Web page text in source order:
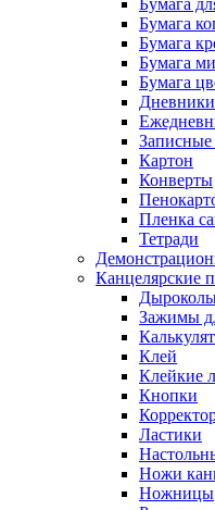
Бумага
Бумага
Бумага
Бумага
Бумага
Дневники
Картон
Конверты
Пленка
Тетради
Канцелярские
Зажимы
Клей
Клейкие
Кнопки
Ластики
Ножи
Ножницы